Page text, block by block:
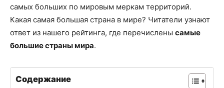
самых больших по мировым меркам территорий.
Какая самая большая страна в мире? Читатели узнают
ответ из нашего рейтинга, где перечислены самые
большие страны мира.
Содержание